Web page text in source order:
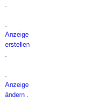
.
.
Anzeige
erstellen
.
.
Anzeige
ändern .